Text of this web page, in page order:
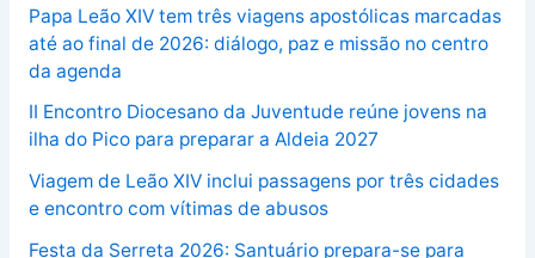
Papa Leão XIV tem três viagens apostólicas marcadas
até ao final de 2026: diálogo, paz e missão no centro
da agenda
II Encontro Diocesano da Juventude reúne jovens na
ilha do Pico para preparar a Aldeia 2027
Viagem de Leão XIV inclui passagens por três cidades
e encontro com vítimas de abusos
Festa da Serreta 2026: Santuário prepara-se para